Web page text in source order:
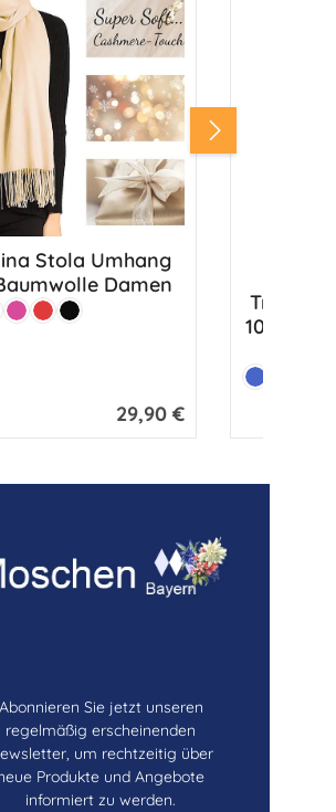
Stola Umhang
Damen
PinkRot Schwarz
Regulärer Preis:
29,90 €
100%
Farbe:
Blau
Abonnieren Sie jetzt unseren
regelmäßig erscheinenden
um rechtzeitig über
Produkte und Angebote
informiert zu werden.